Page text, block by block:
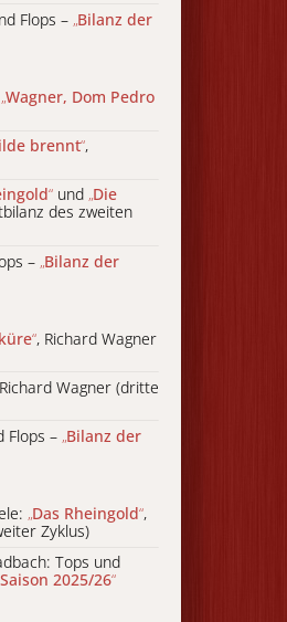
Flops – „Bilanz der
„Wagner, Dom Pedro
brennt“,
“ und „Die
des zweiten
– „Bilanz der
“, Richard Wagner
Wagner (dritte
Flops – „Bilanz der
„Das Rheingold“,
Zyklus)
Tops und
2025/26“